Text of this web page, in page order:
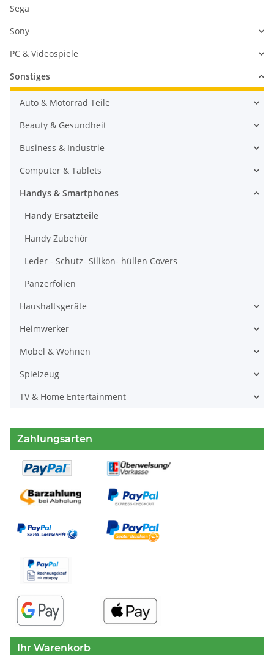
Sega
Sony
PC & Videospiele
Sonstiges
Auto & Motorrad Teile
Beauty & Gesundheit
Business & Industrie
Computer & Tablets
Handys & Smartphones
Handy Ersatzteile
Handy Zubehör
Leder - Schutz- Silikon- hüllen Covers
Panzerfolien
Haushaltsgeräte
Heimwerker
Möbel & Wohnen
Spielzeug
TV & Home Entertainment
Zahlungsarten
Ihr Warenkorb